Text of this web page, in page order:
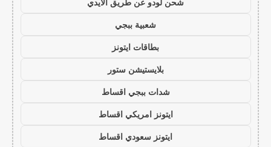
شعبية ببجي
بطاقات ايتونز
بلايستيشن ستور
شدات ببجي اقساط
ايتونز امريكي اقساط
ايتونز سعودي اقساط